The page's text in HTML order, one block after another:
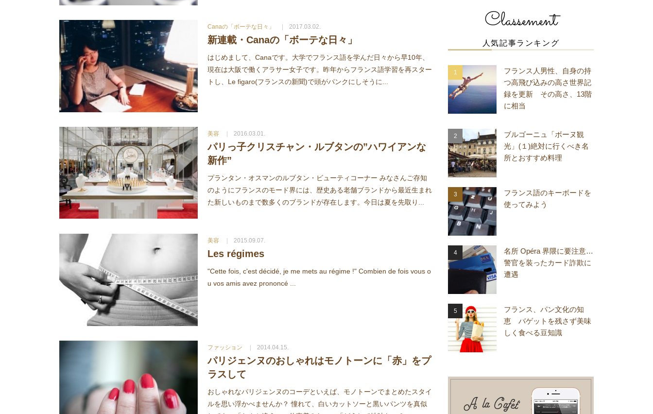
Canaの「ボーテな日々」 2017.03.02.
新連載・Canaの「ボーテな日々」
はじめまして、Canaです。大学でフランス語を学んだ日々から早10年、
現在は大阪で働くアラサー女子です。昨年からフランス語学習を再スター
トし、Le figaro(フランスの新聞)で頭がパンクにしそうに...
美容 2016.03.01.
パリっ子クリスチャン・ルブタンの”ハワイアンな
新作”
プランタン・オスマンのルブタン・ビューティコーナー みなさんご存知
のようにフランスのモード界には、歴史ある老舗ブランドから最近生まれ
た新しいものまで数多くのブランドが存在します。今日は夏を先取り...
美容 2015.09.07.
Les régimes
"Cette fois, c'est décidé, je me mets au régime !" Combien de fois vous o
u vos amis avez prononcé ...
ファッション 2014.04.15.
パリジェンヌのおしゃれはモノトーンに「赤」をプ
ラスして
おしゃれなパリジェンヌのコーデといえば、モノトーンでまとめたスタイ
ルを思い浮かべませんか？ 憧れて、白いカットソーと黒いパンツを真似
Classement
人気記事ランキング
フランス人男性、自身の持
つ高飛び込みの高さ世界記
録を更新 その高さ、13階
に相当
ブルゴーニュ「ボーヌ観
光」(１)絶対に行くべき名
所とおすすめ料理
フランス語のキーボードを
使ってみよう
名所 Opéra 界隈に要注意…
警官を装ったカード詐欺に
遭遇
フランス、パン文化の知
恵 バゲットを残さず美味
しく食べる豆知識